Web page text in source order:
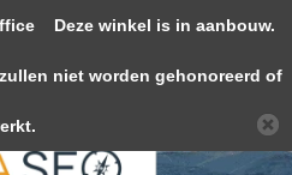
te verbeteren. Is dat akkoord?
Ja
Deze winkel is in aanbouw.
niet worden gehonoreerd of